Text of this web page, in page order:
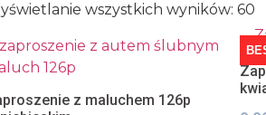
wszystkich wyników: 60
z maluchem 126p